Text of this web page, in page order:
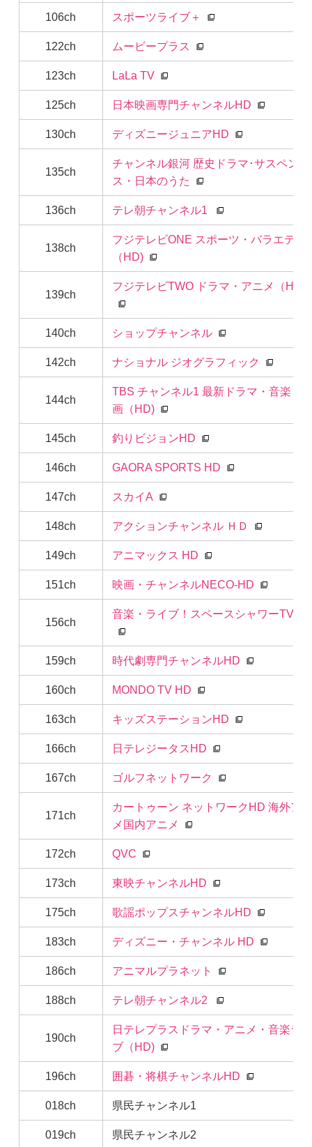
106ch スポーツライブ＋
122ch ムービープラス
123ch LaLa TV
125ch 日本映画専門チャンネルHD
130ch ディズニージュニアHD
135ch
チャンネル銀河 歴史ドラマ･サスペン
ス・日本のうた
136ch テレ朝チャンネル1
138ch
フジテレビONE スポーツ・バラエティ
（HD)
139ch
フジテレビTWO ドラマ・アニメ（HD)
140ch ショップチャンネル
142ch ナショナル ジオグラフィック
144ch
TBS チャンネル1 最新ドラマ・音楽・
画（HD)
145ch 釣りビジョンHD
146ch GAORA SPORTS HD
147ch スカイA
148ch アクションチャンネル ＨＤ
149ch アニマックス HD
151ch 映画・チャンネルNECO-HD
156ch
音楽・ライブ！スペースシャワーTV
159ch 時代劇専門チャンネルHD
160ch MONDO TV HD
163ch キッズステーションHD
166ch 日テレジータスHD
167ch ゴルフネットワーク
171ch
カートゥーン ネットワークHD 海外ア
メ国内アニメ
172ch QVC
173ch 東映チャンネルHD
175ch 歌謡ポップスチャンネルHD
183ch ディズニー・チャンネル HD
186ch アニマルプラネット
188ch テレ朝チャンネル2
190ch
日テレプラスドラマ・アニメ・音楽ラ
ブ（HD)
196ch 囲碁・将棋チャンネルHD
018ch 県民チャンネル1
019ch 県民チャンネル2